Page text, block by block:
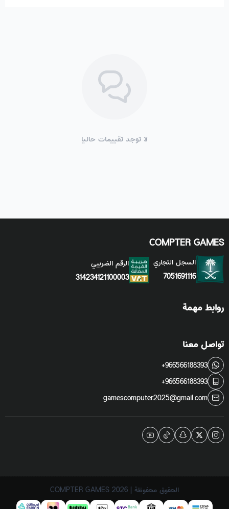
لا توجد تقييمات حاليا
COMPTER GAMES
السجل التجاري
7051691116
الرقم الضريبي
314234121100003
روابط مهمة
تواصل معنا
+966566188393
+966566188393
gamescomputer2025@gmail.com
الحقوق محفوظة | 2026 COMPTER GAMES